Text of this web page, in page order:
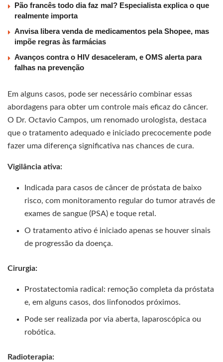
Pão francês todo dia faz mal? Especialista explica o que
realmente importa
Anvisa libera venda de medicamentos pela Shopee, mas
impõe regras às farmácias
Avanços contra o HIV desaceleram, e OMS alerta para
falhas na prevenção
Em alguns casos, pode ser necessário combinar essas
abordagens para obter um controle mais eficaz do câncer.
O Dr. Octavio Campos, um renomado urologista, destaca
que o tratamento adequado e iniciado precocemente pode
fazer uma diferença significativa nas chances de cura.
Vigilância ativa:
Indicada para casos de câncer de próstata de baixo
risco, com monitoramento regular do tumor através de
exames de sangue (PSA) e toque retal.
O tratamento ativo é iniciado apenas se houver sinais
de progressão da doença.
Cirurgia:
Prostatectomia radical: remoção completa da próstata
e, em alguns casos, dos linfonodos próximos.
Pode ser realizada por via aberta, laparoscópica ou
robótica.
Radioterapia: